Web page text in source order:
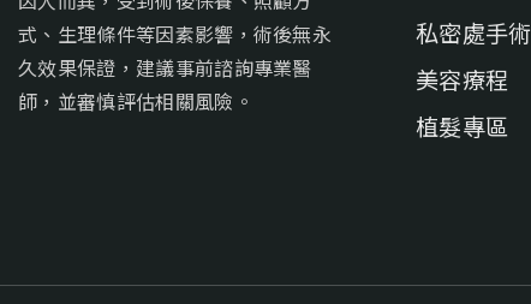
式、生理條件等因素影響，術後無永
久效果保證，建議事前諮詢專業醫
師，並審慎評估相關風險。
私密處手術
美容療程
植髮專區